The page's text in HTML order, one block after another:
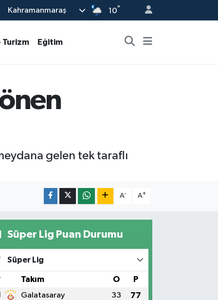
Kahramanmaraş 10°
Turizm Eğitim
gelen tek taraflı
A- A+
Süper Lig Puan Durumu
Süper Lig
Takım O P
Galatasaray 33 77